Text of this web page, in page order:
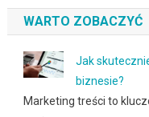
WARTO ZOBACZYĆ
Jak
biznesie?
Marketing treści to